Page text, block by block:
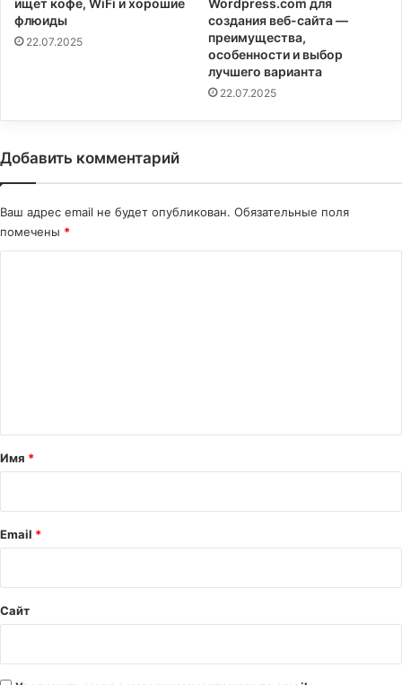
флюиды
22.07.2025
создания веб-сайта —
преимущества,
особенности и выбор
лучшего варианта
22.07.2025
Добавить комментарий
Ваш адрес email не будет опубликован. Обязательные поля
помечены *
а
й
Имя *
Email *
Сайт